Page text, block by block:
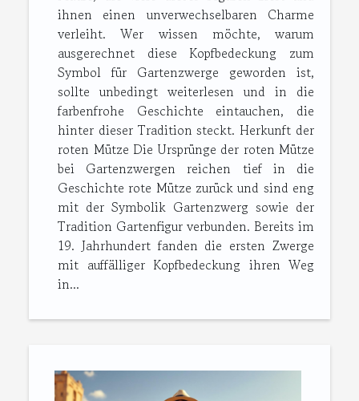
ihnen einen unverwechselbaren Charme
verleiht. Wer wissen möchte, warum
ausgerechnet diese Kopfbedeckung zum
Symbol für Gartenzwerge geworden ist,
sollte unbedingt weiterlesen und in die
farbenfrohe Geschichte eintauchen, die
hinter dieser Tradition steckt. Herkunft der
roten Mütze Die Ursprünge der roten Mütze
bei Gartenzwergen reichen tief in die
Geschichte rote Mütze zurück und sind eng
mit der Symbolik Gartenzwerg sowie der
Tradition Gartenfigur verbunden. Bereits im
19. Jahrhundert fanden die ersten Zwerge
mit auffälliger Kopfbedeckung ihren Weg
in...